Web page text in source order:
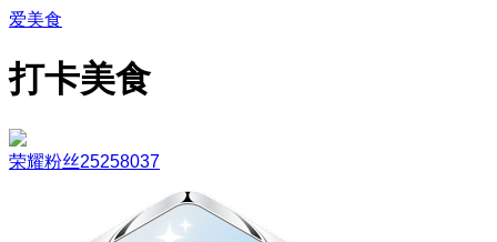
爱美食
打卡美食
荣耀粉丝25258037